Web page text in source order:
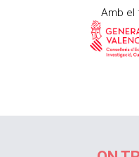
Amb el